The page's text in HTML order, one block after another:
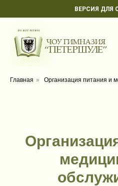
ВЕРСИЯ ДЛЯ
Главная » Организация питания и